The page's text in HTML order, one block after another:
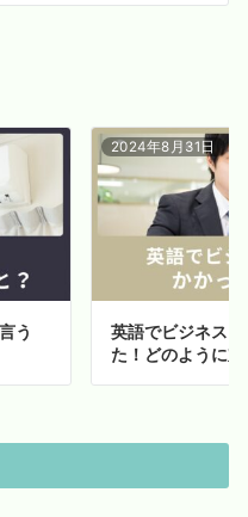
う
2024年8月31日
英語でビジネス
た！どのように